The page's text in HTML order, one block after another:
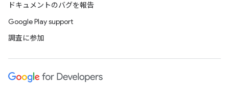
ドキュメントのバグを報告
Google Play support
調査に参加